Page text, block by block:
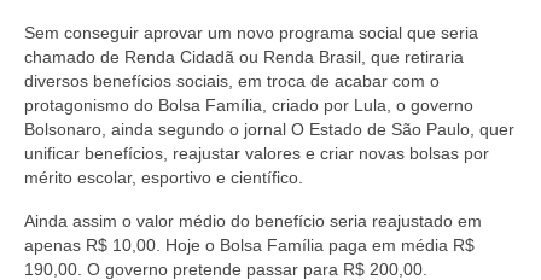
Sem conseguir aprovar um novo programa social que seria
chamado de Renda Cidadã ou Renda Brasil, que retiraria
diversos benefícios sociais, em troca de acabar com o
protagonismo do Bolsa Família, criado por Lula, o governo
Bolsonaro, ainda segundo o jornal O Estado de São Paulo, quer
unificar benefícios, reajustar valores e criar novas bolsas por
mérito escolar, esportivo e científico.
Ainda assim o valor médio do benefício seria reajustado em
apenas R$ 10,00. Hoje o Bolsa Família paga em média R$
190,00. O governo pretende passar para R$ 200,00.